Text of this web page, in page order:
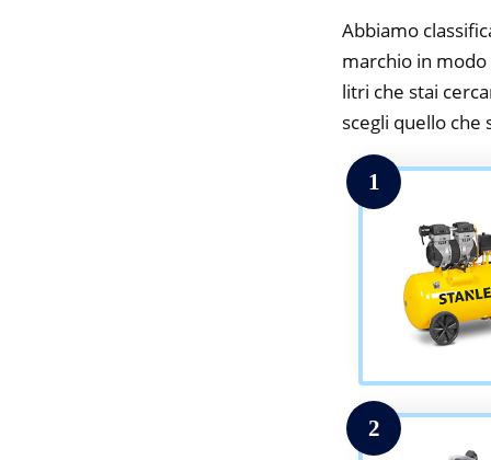
Abbiamo
marchio in
litri che stai
scegli quello che
1
2